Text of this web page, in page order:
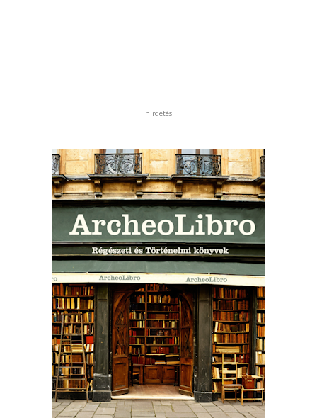
hirdetés